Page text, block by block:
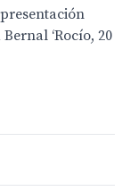
‘Rocío, 20